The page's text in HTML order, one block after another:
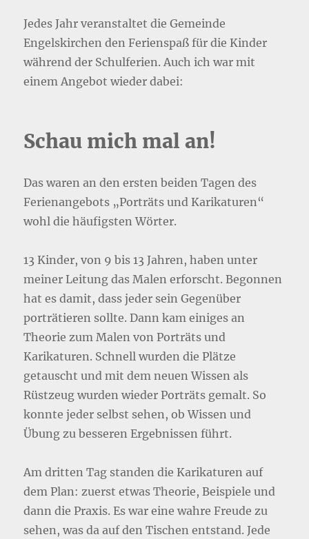
Jedes Jahr veranstaltet die Gemeinde
Engelskirchen den Ferienspaß für die Kinder
während der Schulferien. Auch ich war mit
einem Angebot wieder dabei:
Schau mich mal an!
Das waren an den ersten beiden Tagen des
Ferienangebots „Porträts und Karikaturen“
wohl die häufigsten Wörter.
13 Kinder, von 9 bis 13 Jahren, haben unter
meiner Leitung das Malen erforscht. Begonnen
hat es damit, dass jeder sein Gegenüber
porträtieren sollte. Dann kam einiges an
Theorie zum Malen von Porträts und
Karikaturen. Schnell wurden die Plätze
getauscht und mit dem neuen Wissen als
Rüstzeug wurden wieder Porträts gemalt. So
konnte jeder selbst sehen, ob Wissen und
Übung zu besseren Ergebnissen führt.
Am dritten Tag standen die Karikaturen auf
dem Plan: zuerst etwas Theorie, Beispiele und
dann die Praxis. Es war eine wahre Freude zu
sehen, was da auf den Tischen entstand. Jede